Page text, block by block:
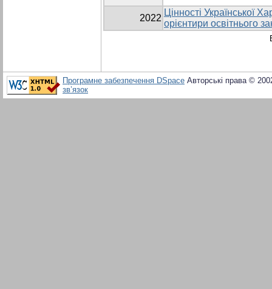
2022
Цінності Української
орієнтири освітнього
Програмне забезпечення DSpace Авторські права ©
зв’язок